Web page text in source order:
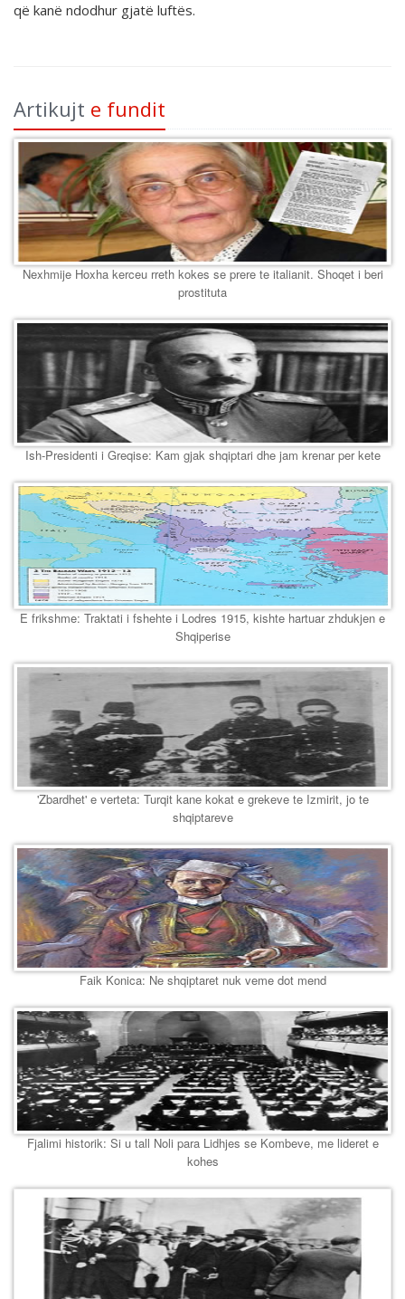
që kanë ndodhur gjatë luftës.
Artikujt e fundit
Nexhmije Hoxha kerceu rreth kokes se prere te italianit. Shoqet i beri
prostituta
Ish-Presidenti i Greqise: Kam gjak shqiptari dhe jam krenar per kete
E frikshme: Traktati i fshehte i Lodres 1915, kishte hartuar zhdukjen e
Shqiperise
'Zbardhet' e verteta: Turqit kane kokat e grekeve te Izmirit, jo te
shqiptareve
Faik Konica: Ne shqiptaret nuk veme dot mend
Fjalimi historik: Si u tall Noli para Lidhjes se Kombeve, me lideret e
kohes